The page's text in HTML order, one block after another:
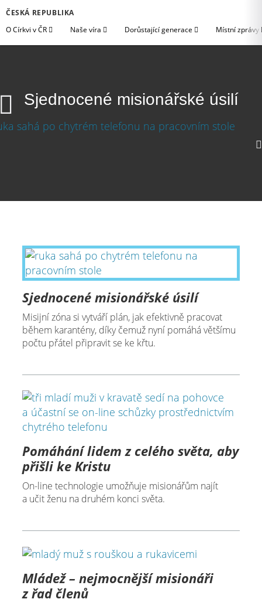
ČESKÁ REPUBLIKA
O Církvi v ČR
Naše víra Dorůstající generace Místní zprávy
Sjednocené misionářské úsilí
Sjednocené misionářské úsilí
Misijní zóna si vytváří plán, jak efektivně pracovat
během karantény, díky čemuž nyní pomáhá většímu
počtu přátel připravit se ke křtu.
Pomáhání lidem z celého světa, aby
přišli ke Kristu
On-line technologie umožňuje misionářům najít
a učit ženu na druhém konci světa.
Mládež – nejmocnější misionáři
z řad členů